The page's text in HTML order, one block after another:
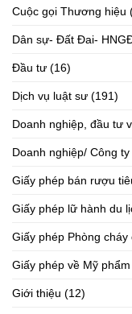
Cuộc gọi Thương hiệu
Dân sự- Đất Đai-
Đầu tư (16)
Dịch vụ luật sư (191)
Doanh nghiệp, đầu tư
Doanh nghiệp/ Công ty
Giấy phép bán rượu
Giấy phép lữ hành du
Giấy phép Phòng cháy
Giấy phép về Mỹ phẩm
Giới thiệu (12)